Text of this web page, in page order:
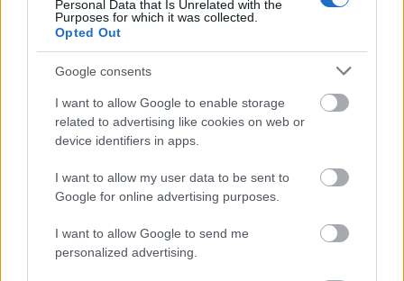
Personal Data that Is Unrelated with the
Purposes for which it was collected.
Opted Out
Google consents
I want to allow Google to enable storage
related to advertising like cookies on web or
device identifiers in apps.
I want to allow my user data to be sent to
Google for online advertising purposes.
I want to allow Google to send me
personalized advertising.
középpontba.
mesél – megújul a tatai Angolkert
Bicske Kelet csomópont építése
Új gyalogosátkelők és jelzőlámpás